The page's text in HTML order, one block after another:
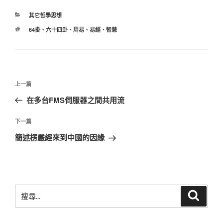
分
其它哲學思想
標
64掛、 六十四卦、 周易、 易經、 智慧
文
導
覽
上
一
文
章
上一篇
在多台FMS伺服器之間共用流
下
一
下一篇
簡述楞嚴經來到中國的因緣
尋